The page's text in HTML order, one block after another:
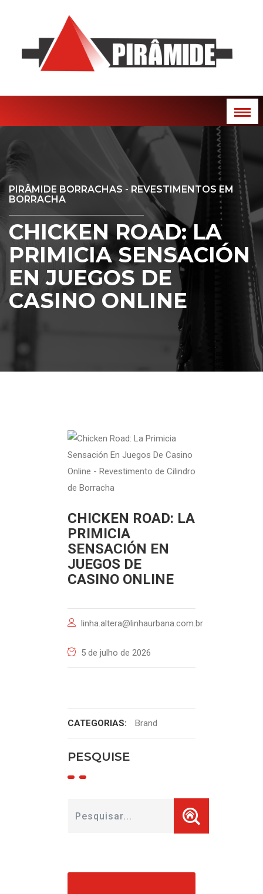
PIRÂMIDE BORRACHAS - REVESTIMENTOS EM
BORRACHA
CHICKEN ROAD: LA
PRIMICIA SENSACIÓN
EN JUEGOS DE
CASINO ONLINE
CHICKEN ROAD: LA
PRIMICIA
SENSACIÓN EN
JUEGOS DE
CASINO ONLINE
linha.altera@linhaurbana.com.br
5 de julho de 2026
CATEGORIAS: Brand
PESQUISE